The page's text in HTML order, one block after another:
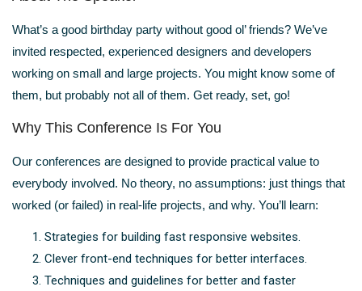
What’s a good birthday party without good ol’ friends? We’ve
invited respected, experienced designers and developers
working on small and large projects. You might know some of
them, but probably not all of them. Get ready, set, go!
Why This Conference Is For You
Our conferences are designed to provide practical value to
everybody involved. No theory, no assumptions: just things that
worked (or failed) in real-life projects, and why. You’ll learn:
Strategies for building fast responsive websites.
Clever front-end techniques for better interfaces.
Techniques and guidelines for better and faster